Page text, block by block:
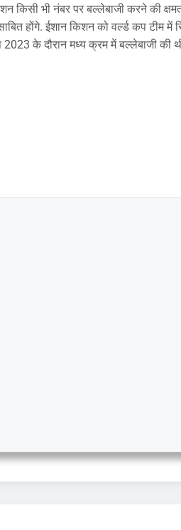
किसी भी नंबर पर बल्लेबाजी करने की
होंगे. ईशान किशन को वर्ल्ड कप टीम में
के दौरान मध्य क्रम में बल्लेबाजी की